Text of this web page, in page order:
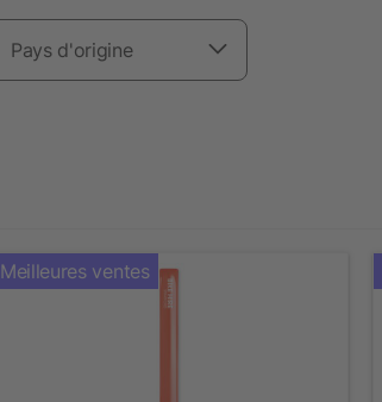
Pays d'origine
Meilleures ventes